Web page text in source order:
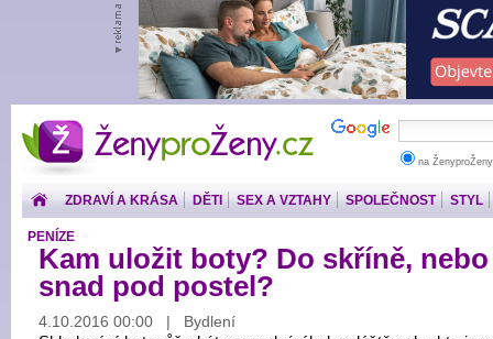
ŽenyproŽeny.cz
na
ZDRAVÍ A KRÁSA DĚTI SEX A VZTAHY SPOLEČNOST STYL
PENÍZE
Kam uložit boty? Do skříně, nebo
snad pod postel?
4.10.2016 00:00 | Bydlení